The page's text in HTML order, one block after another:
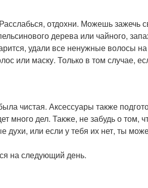
отдохни. Можешь зажечь
дерева или чайного,
удали все ненужные волосы на
или маску. Только в том случае,
чистая. Аксессуары также
много дел. Также, не забудь о том,
духи, или если у тебя их нет, ты
на следующий день.